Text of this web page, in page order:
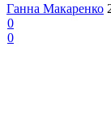
Ганна Макаренко
0
0